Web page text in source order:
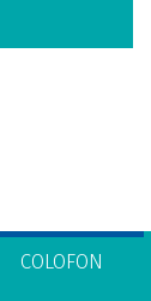
COLOFON